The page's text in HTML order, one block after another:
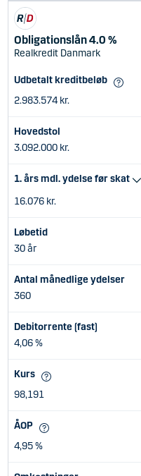
Obligationslån 4.0 %
Realkredit Danmark
Udbetalt kreditbeløb
2.983.574 kr.
Hovedstol
3.092.000 kr.
1. års mdl. ydelse før skat
16.076 kr.
Løbetid
30 år
Antal månedlige ydelser
360
Debitorrente (fast)
4,06 %
Kurs
98,191
ÅOP
4,95 %